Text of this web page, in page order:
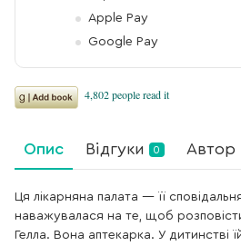
Apple Pay
Google Pay
Опис Відгуки 0 Автор
Ця лікарняна палата — її
наважувалася на те, щоб розповісти
Гелла. Вона аптекарка. У дитинстві